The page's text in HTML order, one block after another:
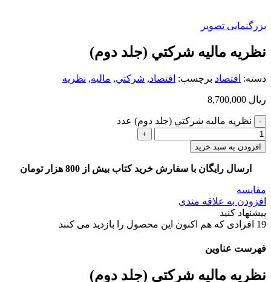
بزرگنمایی تصویر
نظريه ماليه شركتي (جلد دوم)
دسته: اقتصاد برچسب: اقتصاد, شركتي, ماليه, نظريه
ریال
نظريه ماليه شركتي (جلد دوم) عدد
افزودن به سبد خرید
ارسال رایگان با سفارش خرید کتاب بیش از 800 هزار تومان
مقایسه
افزودن به علاقه مندی
پیشنهاد کنید
19 افرادی که هم اکنون این محصول را بازدید می کنند
فهرست عناوین
نظريه ماليه شركتي (جلد دوم)